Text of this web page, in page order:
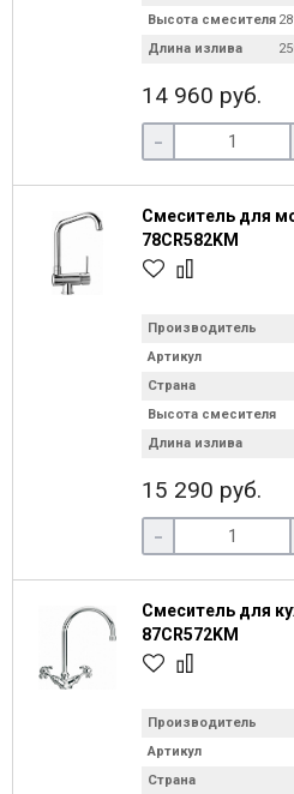
Высота смесителя
Длина излива
14 960 руб.
-
Смеситель для
78CR582KM
Производитель
Артикул
Страна
Высота смесителя
Длина излива
15 290 руб.
-
Смеситель для
87CR572KM
Производитель
Артикул
Страна